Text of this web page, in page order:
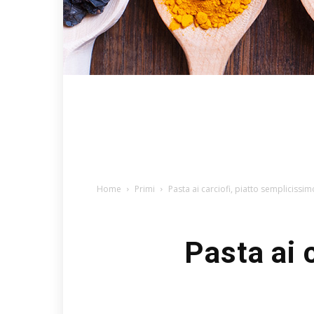
Home Primi Pasta ai carciofi, piatto
Pasta ai